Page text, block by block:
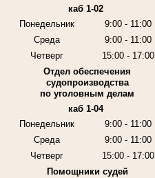
каб 1-02
Понедельник
9:00 - 11:00
Среда
9:00 - 11:00
Четверг
15:00 - 17:00
Отдел обеспечения
судопроизводства
по уголовным делам
каб 1-04
Понедельник
9:00 - 11:00
Среда
9:00 - 11:00
Четверг
15:00 - 17:00
Помощники судей